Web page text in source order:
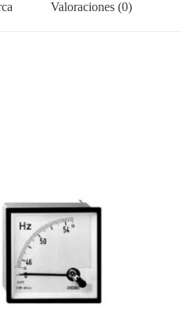
Valoraciones (0)